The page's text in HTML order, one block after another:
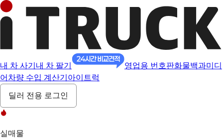
내 차 사기 내 차 팔기 영업용 번호판화물백과미디
어 차량 수입 계산기 아이트럭
딜러 전용 로그인
실매물